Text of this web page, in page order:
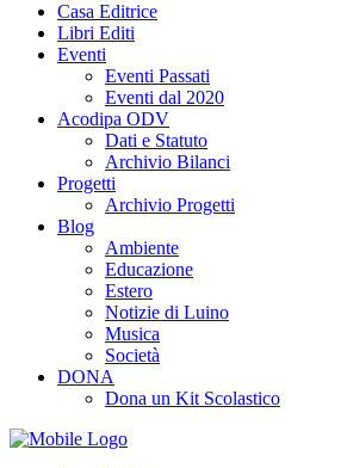
Casa Editrice
Libri Editi
Eventi
Eventi Passati
Eventi dal 2020
Acodipa ODV
Dati e Statuto
Archivio Bilanci
Progetti
Archivio Progetti
Blog
Ambiente
Educazione
Estero
Notizie di Luino
Musica
Società
DONA
Dona un Kit Scolastico